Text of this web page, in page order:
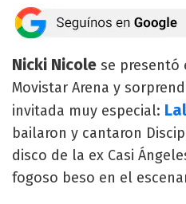
Nicki Nicole se presentó
Movistar Arena y
invitada muy especial:
bailaron y cantaron
disco de la ex Casi
fogoso beso en el